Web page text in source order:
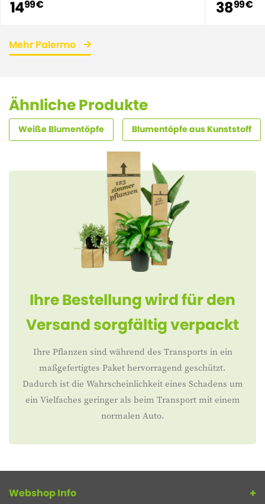
1499 € 3899 €
Mehr Palermo
Ähnliche Produkte
Weiße Blumentöpfe Blumentöpfe aus Kunststoff
Ihre Bestellung wird für den
Versand sorgfältig verpackt
Ihre Pflanzen sind während des Transports in ein
maßgefertigtes Paket hervorragend geschützt.
Dadurch ist die Wahrscheinlichkeit eines Schadens um
ein Vielfaches geringer als beim Transport mit einem
normalen Auto.
Webshop Info